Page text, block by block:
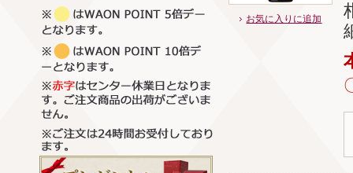
お気に入りに追加